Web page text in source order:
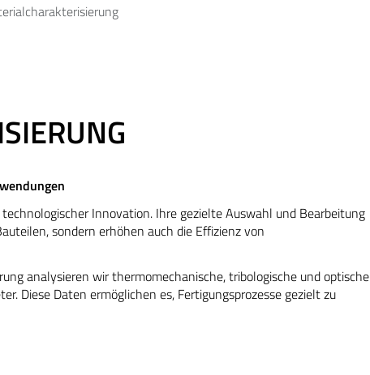
Innovation. Ihre gezielte Auswahl und Bearbeitung
sondern erhöhen auch die Effizienz von
analysieren wir thermomechanische, tribologische und optische
Diese Daten ermöglichen es, Fertigungsprozesse gezielt zu